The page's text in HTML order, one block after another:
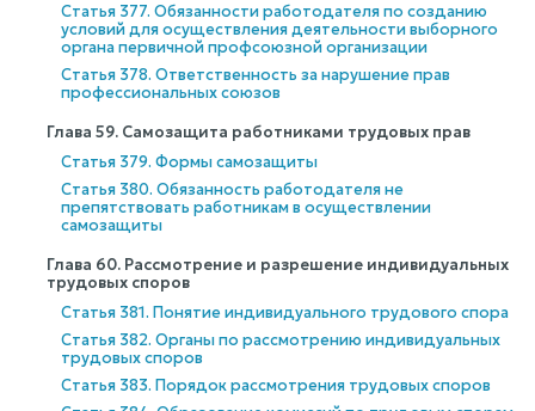
Статья 377. Обязанности работодателя по созданию
условий для осуществления деятельности выборного
органа первичной профсоюзной организации
Статья 378. Ответственность за нарушение прав
профессиональных союзов
Глава 59. Самозащита работниками трудовых прав
Статья 379. Формы самозащиты
Статья 380. Обязанность работодателя не
препятствовать работникам в осуществлении
самозащиты
Глава 60. Рассмотрение и разрешение индивидуальных
трудовых споров
Статья 381. Понятие индивидуального трудового спора
Статья 382. Органы по рассмотрению индивидуальных
трудовых споров
Статья 383. Порядок рассмотрения трудовых споров